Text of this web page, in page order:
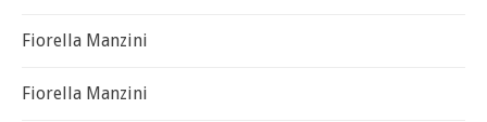
Fiorella Manzini
Fiorella Manzini